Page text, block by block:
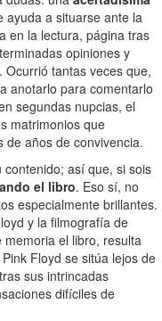
ayuda a situarse ante la
en la lectura, página tras
opiniones y
tantas veces que,
anotarlo para comentarlo
segundas nupcias, el
matrimonios que
de años de convivencia.
así que, si sois
el libro. Eso sí, no
especialmente brillantes.
y la filmografía de
el libro, resulta
Floyd se sitúa lejos de
sus intrincadas
difíciles de